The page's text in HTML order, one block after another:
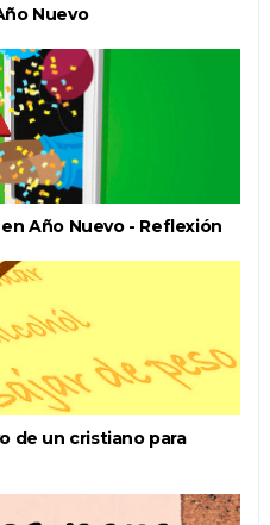
Nuevo
Año Nuevo - Reflexión
de un cristiano para